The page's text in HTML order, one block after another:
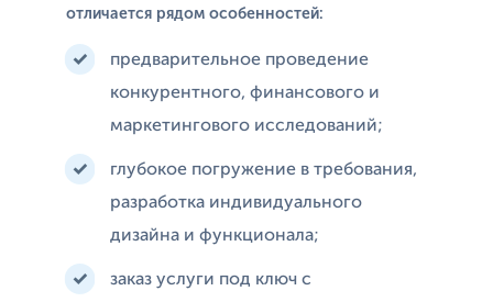
отличается рядом особенностей:
предварительное проведение
конкурентного, финансового и
маркетингового исследований;
глубокое погружение в требования,
разработка индивидуального
дизайна и функционала;
заказ услуги под ключ с